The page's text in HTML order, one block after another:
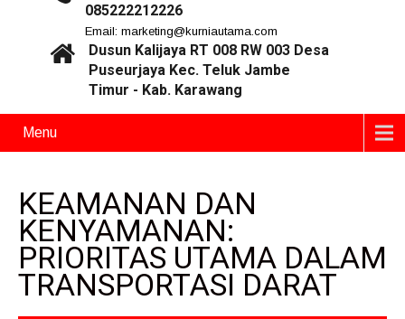
085222212226
Email: marketing@kurniautama.com
Dusun Kalijaya RT 008 RW 003 Desa
Puseurjaya Kec. Teluk Jambe
Timur - Kab. Karawang
Menu
KEAMANAN DAN
KENYAMANAN:
PRIORITAS UTAMA DALAM
TRANSPORTASI DARAT